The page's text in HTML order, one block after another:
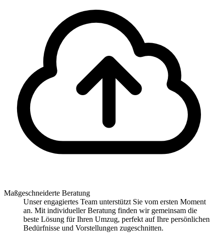
Maßgeschneiderte Beratung
Unser engagiertes Team unterstützt Sie vom ersten Moment
an. Mit individueller Beratung finden wir gemeinsam die
beste Lösung für Ihren Umzug, perfekt auf Ihre persönlichen
Bedürfnisse und Vorstellungen zugeschnitten.